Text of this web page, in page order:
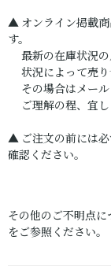
▲ オンライン掲載商
す。
最新の在庫状況の
状況によって売り
その場合はメール
ご理解の程、宜し
▲ ご注文の前には必
確認ください。
その他のご不明点に
をご参照ください。